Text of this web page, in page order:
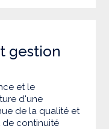
gestion
et le
d'une
de la qualité et
de continuité